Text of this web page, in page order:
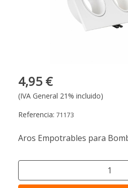
4,95 €
(IVA General 21% incluido)
Referencia: 71173
Aros Empotrables para